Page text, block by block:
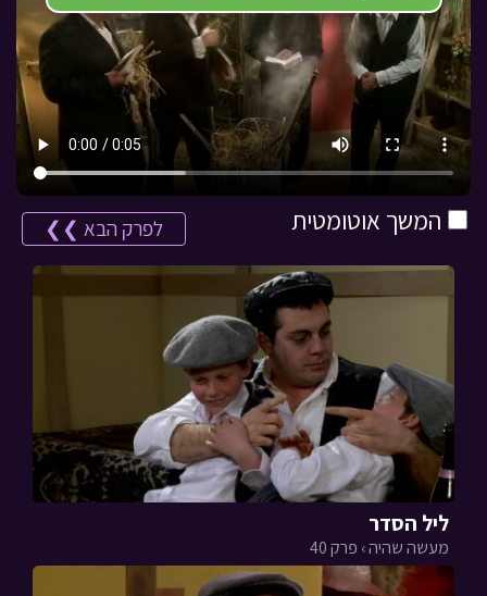
המשך אוטומטית לפרק הבא ❯❯
ליל הסדר
מעשה שהיה › פרק 40